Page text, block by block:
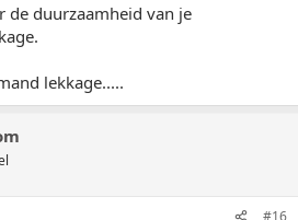
de duurzaamheid van je
lekkage.....
#16